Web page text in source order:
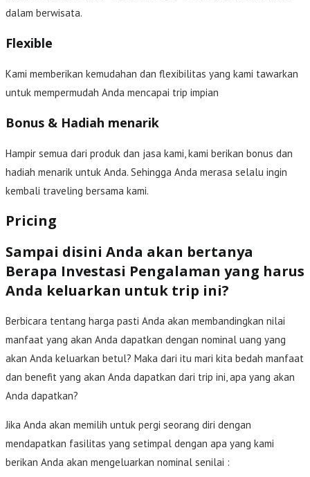
dalam berwisata.
Flexible
Kami memberikan kemudahan dan flexibilitas yang kami tawarkan
untuk mempermudah Anda mencapai trip impian
Bonus & Hadiah menarik
Hampir semua dari produk dan jasa kami, kami berikan bonus dan
hadiah menarik untuk Anda. Sehingga Anda merasa selalu ingin
kembali traveling bersama kami.
Pricing
Sampai disini Anda akan bertanya
Berapa Investasi Pengalaman yang harus
Anda keluarkan untuk trip ini?
Berbicara tentang harga pasti Anda akan membandingkan nilai
manfaat yang akan Anda dapatkan dengan nominal uang yang
akan Anda keluarkan betul? Maka dari itu mari kita bedah manfaat
dan benefit yang akan Anda dapatkan dari trip ini, apa yang akan
Anda dapatkan?
Jika Anda akan memilih untuk pergi seorang diri dengan
mendapatkan fasilitas yang setimpal dengan apa yang kami
berikan Anda akan mengeluarkan nominal senilai :